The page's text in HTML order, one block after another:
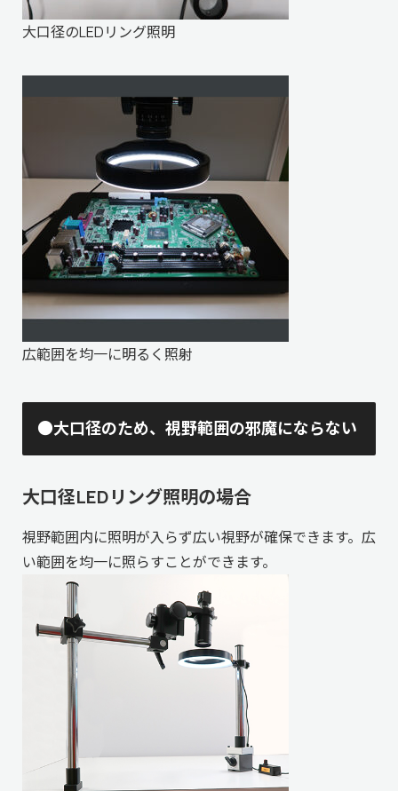
大口径のLEDリング照明
広範囲を均一に明るく照射
●大口径のため、視野範囲の邪魔にならない
大口径LEDリング照明の場合
視野範囲内に照明が入らず広い視野が確保できます。広
い範囲を均一に照らすことができます。